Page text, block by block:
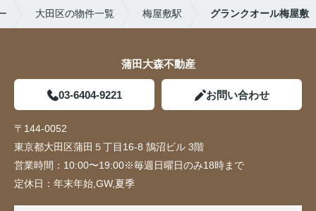
大田区の物件一覧 梅屋敷駅 グランクオール梅屋敷
蒲田大森不動産
03-6404-9221 お問い合わせ
〒144-0052
東京都大田区蒲田５丁目16-8 鵠沼ビル 3階
営業時間： 10:00〜19:00※毎週日曜日のみ18時まで
定休日： 年末年始,GW,夏季